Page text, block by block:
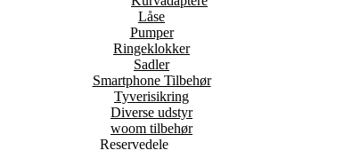
Låse
Pumper
Ringeklokker
Sadler
Smartphone Tilbehør
Tyverisikring
Diverse udstyr
woom tilbehør
Reservedele